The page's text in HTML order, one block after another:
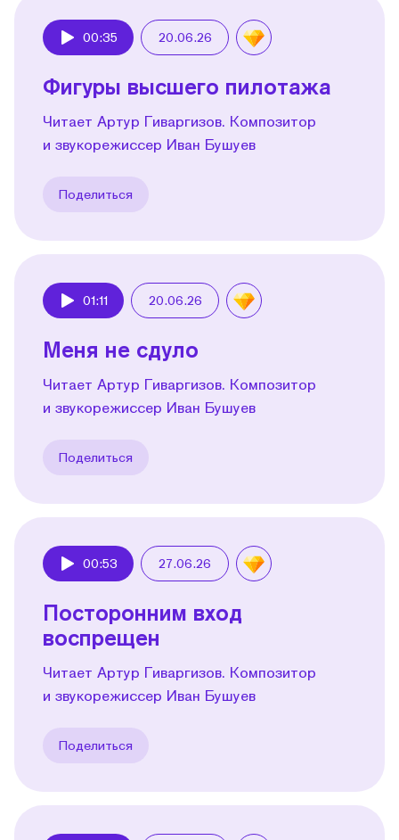
00:35 20.06.26
Фигуры высшего пилотажа
Читает Артур Гиваргизов. Композитор
и звукорежиссер Иван Бушуев
Поделиться
01:11 20.06.26
Меня не сдуло
Читает Артур Гиваргизов. Композитор
и звукорежиссер Иван Бушуев
Поделиться
00:53 27.06.26
Посторонним вход
воспрещен
Читает Артур Гиваргизов. Композитор
и звукорежиссер Иван Бушуев
Поделиться